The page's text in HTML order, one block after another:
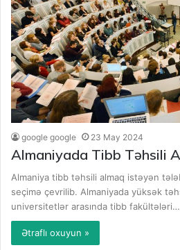
google google 23 May 2024
Almaniyada Tibb Təhsili
Almaniya tibb təhsili almaq istəyən
seçimə çevrilib. Almaniyada yüksək
universitetlər arasında tibb fakültələri…
Ətraflı oxuyun »